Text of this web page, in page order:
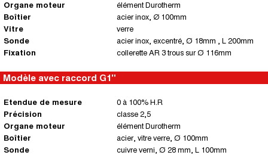
Organe moteur
élément Durotherm
Boîtier
acier inox, ∅ 100mm
Vitre
verre
Sonde
acier inox, excentré, Ø 18mm , L 200mm
Fixation
collerette AR 3 trous sur Ø 116mm
Modèle avec raccord G1"
Etendue de mesure
0 à 100% H.R
Précision
classe 2,5
Organe moteur
élément Durotherm
Boîtier
acier, vitre verre, Ø 100mm
Sonde
cuivre verni, Ø 28 mm, L 100mm